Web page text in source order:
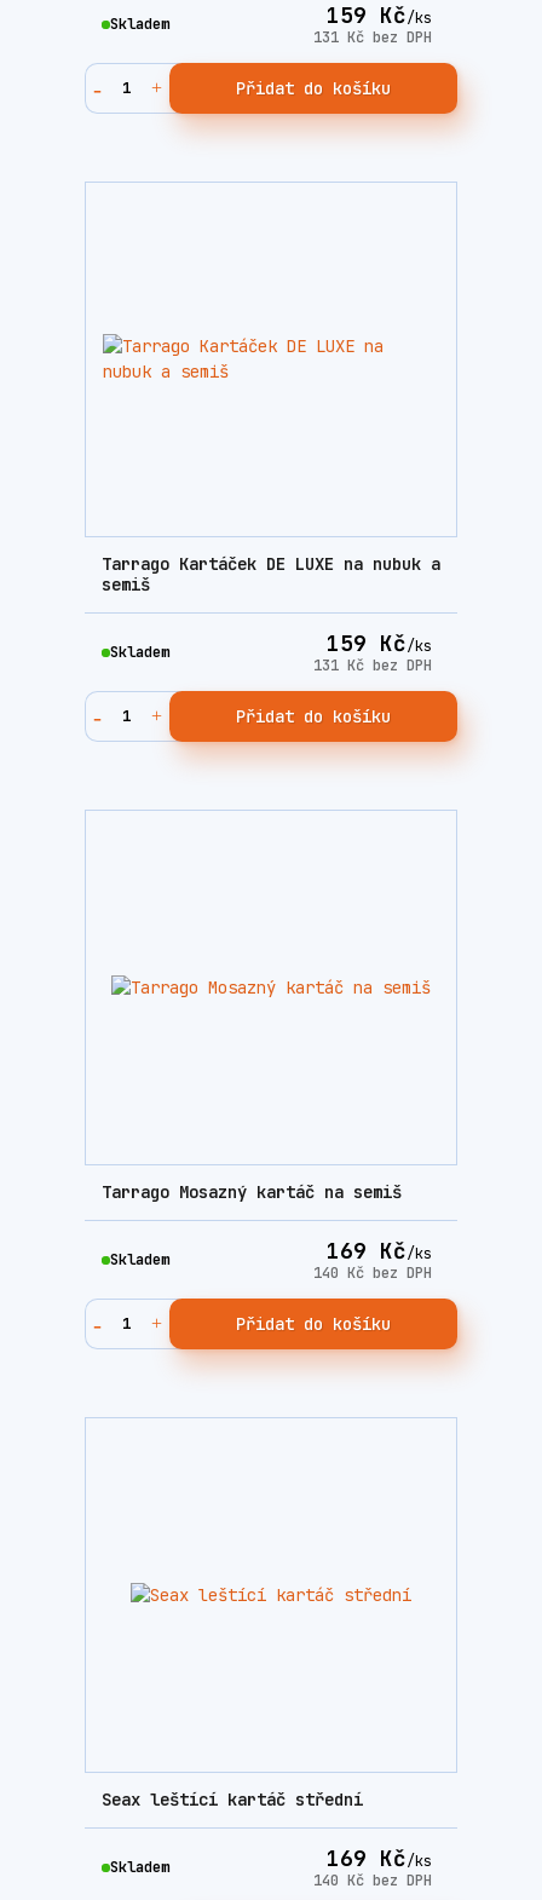
159 Kč/ks
131 Kč bez DPH
Skladem
Přidat do košíku
Tarrago Kartáček DE LUXE na nubuk a
semiš
159 Kč/ks
131 Kč bez DPH
Skladem
Přidat do košíku
Tarrago Mosazný kartáč na semiš
169 Kč/ks
140 Kč bez DPH
Skladem
Přidat do košíku
Seax leštící kartáč střední
169 Kč/ks
140 Kč bez DPH
Skladem